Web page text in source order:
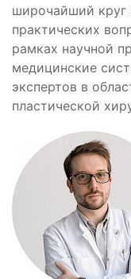
широчайший круг
практических
рамках научной
медицинские
экспертов в
пластической